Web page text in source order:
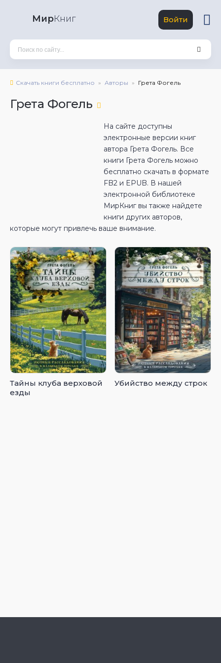
МирКниг Войти
Скачать книги бесплатно Авторы Грета Фогель
Грета Фогель
На сайте доступны
электронные версии книг
автора Грета Фогель. Все
книги Грета Фогель можно
бесплатно скачать в формате
FB2 и EPUB. В нашей
электронной библиотеке
МирКниг вы также найдете
книги других авторов,
которые могут привлечь ваше внимание.
Тайны клуба верховой
езды
Убийство между строк